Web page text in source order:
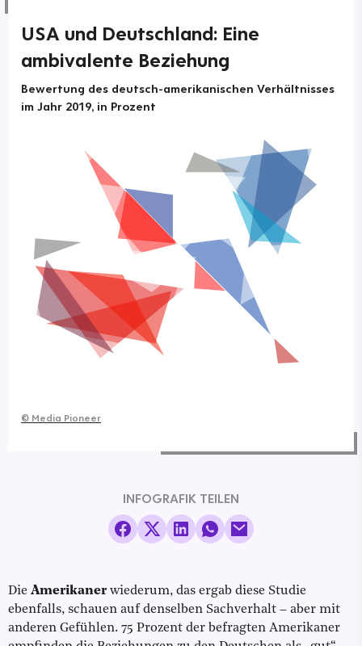
USA und Deutschland: Eine
ambivalente Beziehung
Bewertung des deutsch-amerikanischen Verhältnisses
im Jahr 2019, in Prozent
© Media Pioneer
INFOGRAFIK TEILEN
Die Amerikanerwiederum, das ergab diese Studie
ebenfalls, schauen auf denselben Sachverhalt – aber mit
anderen Gefühlen. 75 Prozent der befragten Amerikaner